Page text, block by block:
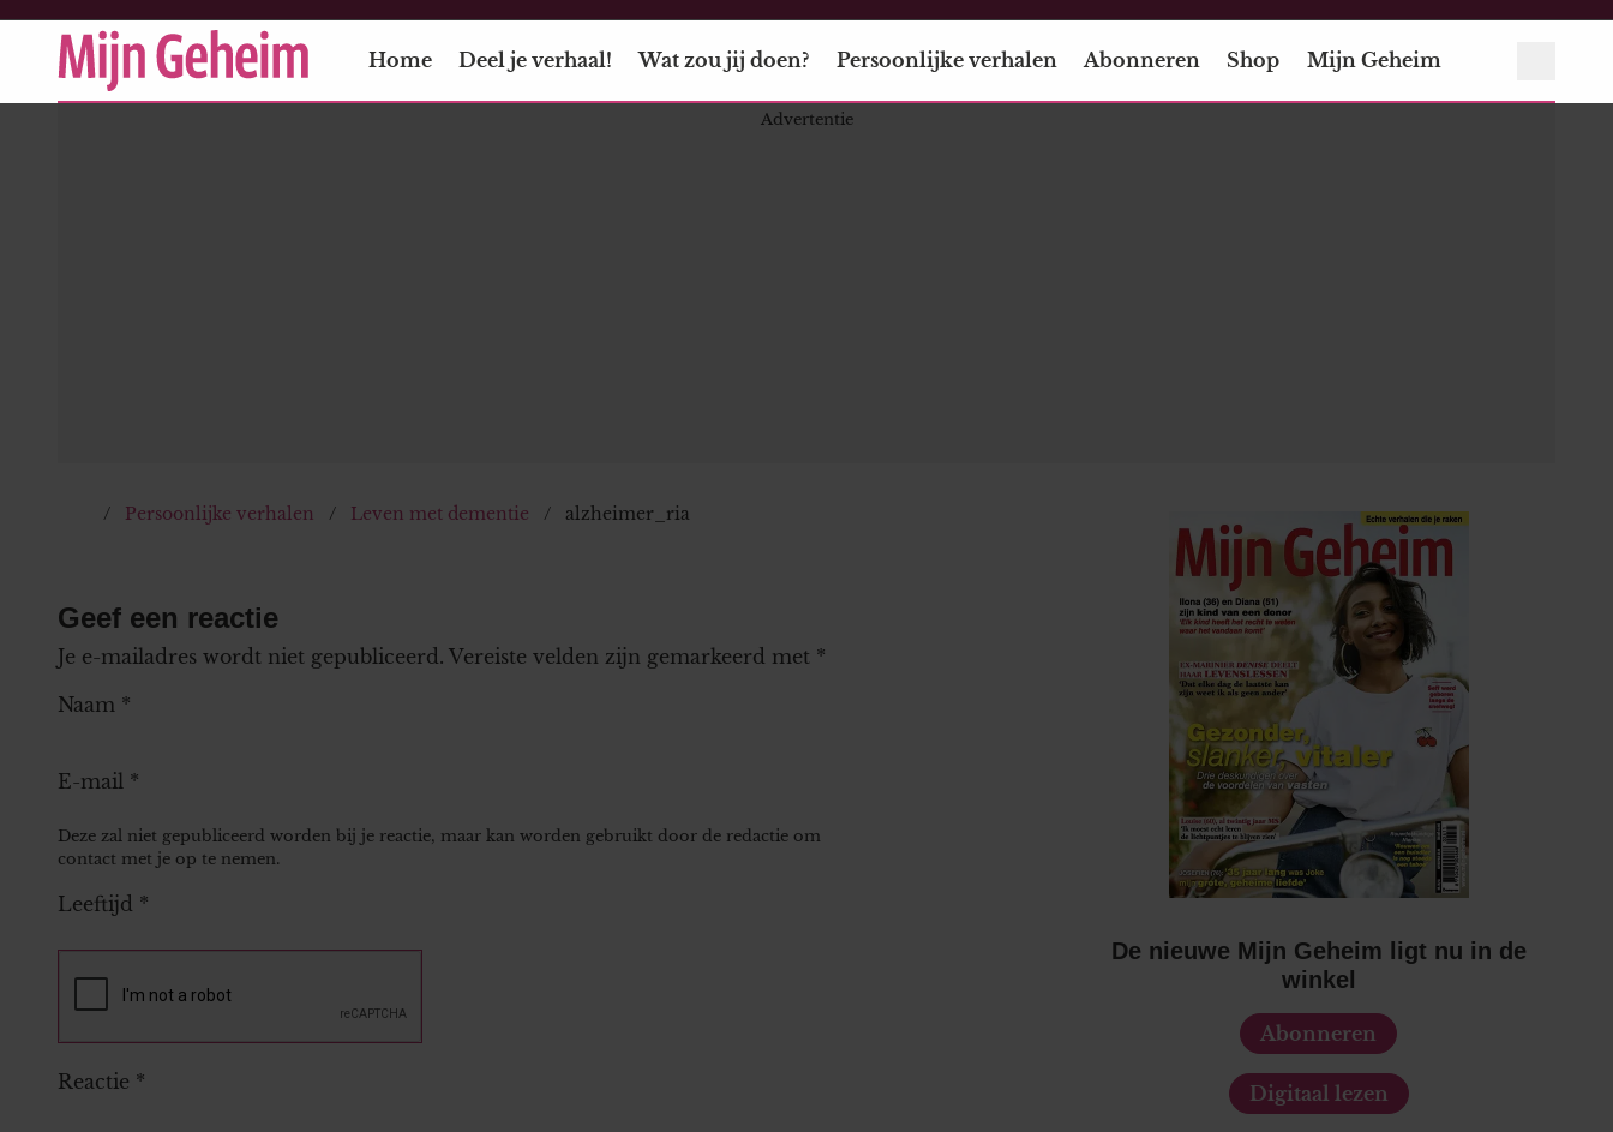
Home Deel je verhaal! Wat zou jij doen? Persoonlijke verhalen Abonneren Shop Mijn Geheim
Persoonlijke verhalen Leven met dementie alzheimer_ria
Geef een reactie
Je e-mailadres wordt niet gepubliceerd. Vereiste velden zijn gemarkeerd met *
Naam *
E-mail *
Deze zal niet gepubliceerd worden bij je reactie, maar kan worden gebruikt door de redactie om
contact met je op te nemen.
Leeftijd *
Reactie *
De nieuwe Mijn Geheim ligt nu in de
winkel
Abonneren
Digitaal lezen